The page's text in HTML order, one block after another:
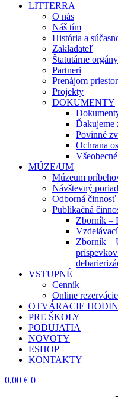
LITTERRA
O nás
Náš tím
História a
Zakladateľ
Štatutárne orgány
Partneri
Prenájom
Projekty
DOKUMENTY
Ďakujeme
Povinné
Ochrana
MÚZE/UM
Múzeum
Návštevný
Odborná činnosť
Publikačná
Zborník –
Zborník –
VSTUPNÉ
Cenník
Online rezervácie
OTVÁRACIE
PRE ŠKOLY
PODUJATIA
NOVOTY
ESHOP
KONTAKTY
0,00 € 0